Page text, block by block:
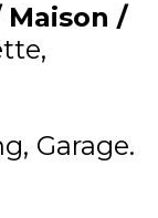
Maison /
Garage